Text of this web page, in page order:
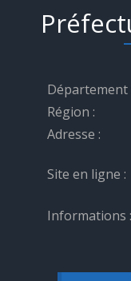
Département
Région :
Adresse :
Site en ligne :
Informations :